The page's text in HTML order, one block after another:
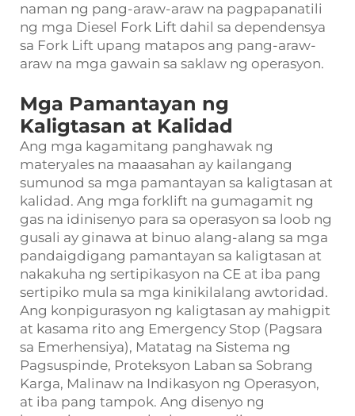
naman ng pang-araw-araw na pagpapanatili
ng mga Diesel Fork Lift dahil sa dependensya
sa Fork Lift upang matapos ang pang-araw-
araw na mga gawain sa saklaw ng operasyon.
Mga Pamantayan ng
Kaligtasan at Kalidad
Ang mga kagamitang panghawak ng
materyales na maaasahan ay kailangang
sumunod sa mga pamantayan sa kaligtasan at
kalidad. Ang mga forklift na gumagamit ng
gas na idinisenyo para sa operasyon sa loob ng
gusali ay ginawa at binuo alang-alang sa mga
pandaigdigang pamantayan sa kaligtasan at
nakakuha ng sertipikasyon na CE at iba pang
sertipiko mula sa mga kinikilalang awtoridad.
Ang konpigurasyon ng kaligtasan ay mahigpit
at kasama rito ang Emergency Stop (Pagsara
sa Emerhensiya), Matatag na Sistema ng
Pagsuspinde, Proteksyon Laban sa Sobrang
Karga, Malinaw na Indikasyon ng Operasyon,
at iba pang tampok. Ang disenyo ng